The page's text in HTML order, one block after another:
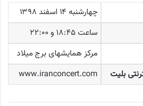
چهارشنبه ۱۴ اسفند ۱۳۹۸
ساعت ۱۸:۴۵ و ۲۲:۰۰
مرکز همایشهای برج میلاد
بلیت
www.iranconcert.com